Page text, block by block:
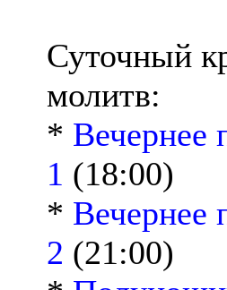
Суточный
молитв:
* Вечернее
1 (18:00)
* Вечернее
2 (21:00)